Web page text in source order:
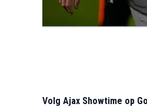
Volg Ajax Showtime op